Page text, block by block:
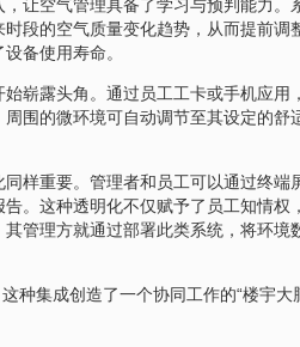
，让空气管理具备了学习与预判能力
时段的空气质量变化趋势，从而提前
备使用寿命。
崭露头角。通过员工工卡或手机应
围的微环境可自动调节至其设定的
样重要。管理者和员工可以通过终
告。这种透明化不仅赋予了员工知情
其管理方就通过部署此类系统，将环
集成创造了一个协同工作的“楼宇